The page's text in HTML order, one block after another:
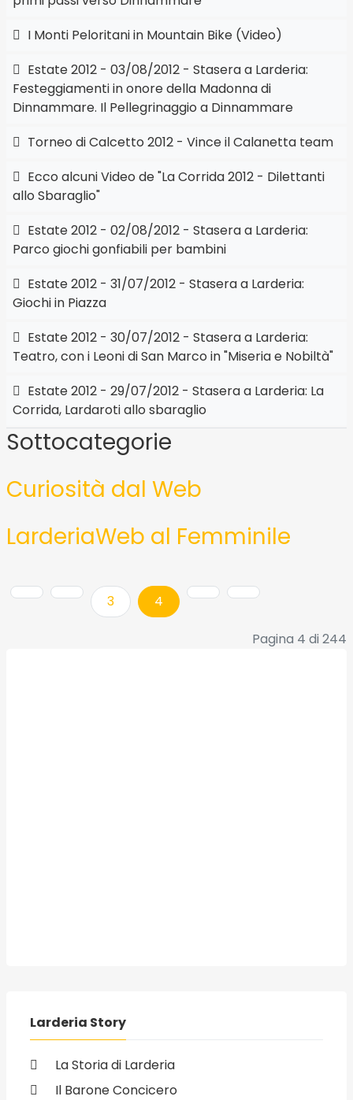
I Monti Peloritani in Mountain Bike (Video)
Estate 2012 - 03/08/2012 - Stasera a Larderia:
Festeggiamenti in onore della Madonna di
Dinnammare. Il Pellegrinaggio a Dinnammare
Torneo di Calcetto 2012 - Vince il Calanetta team
Ecco alcuni Video de "La Corrida 2012 - Dilettanti
allo Sbaraglio"
Estate 2012 - 02/08/2012 - Stasera a Larderia:
Parco giochi gonfiabili per bambini
Estate 2012 - 31/07/2012 - Stasera a Larderia:
Giochi in Piazza
Estate 2012 - 30/07/2012 - Stasera a Larderia:
Teatro, con i Leoni di San Marco in "Miseria e Nobiltà"
Estate 2012 - 29/07/2012 - Stasera a Larderia: La
Corrida, Lardaroti allo sbaraglio
Sottocategorie
Curiosità dal Web
LarderiaWeb al Femminile
3 4
Pagina 4 di 244
Larderia Story
La Storia di Larderia
Il Barone Concicero